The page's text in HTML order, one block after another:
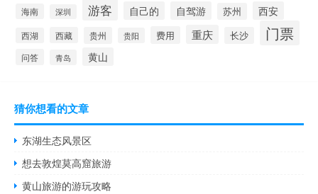
海南 深圳 游客 自己的 自驾游 苏州 西安
西湖 西藏 贵州 贵阳 费用 重庆 长沙 门票
问答 青岛 黄山
猜你想看的文章
东湖生态风景区
想去敦煌莫高窟旅游
黄山旅游的游玩攻略